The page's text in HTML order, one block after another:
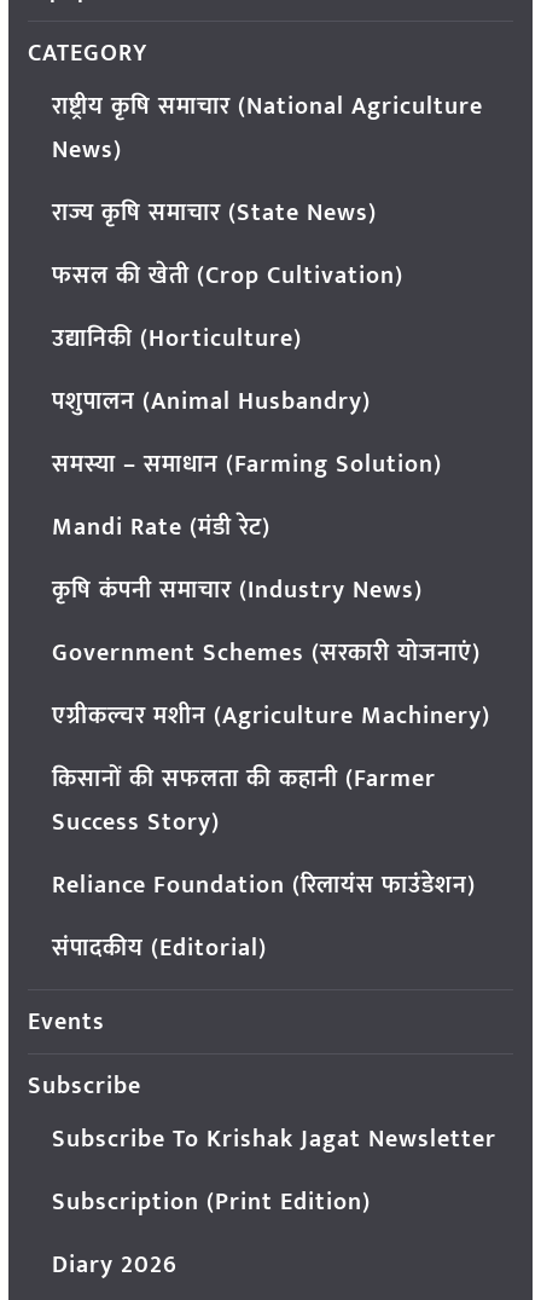
CATEGORY
राष्ट्रीय कृषि समाचार (National Agriculture
News)
राज्य कृषि समाचार (State News)
फसल की खेती (Crop Cultivation)
उद्यानिकी (Horticulture)
पशुपालन (Animal Husbandry)
समस्या – समाधान (Farming Solution)
Mandi Rate (मंडी रेट)
कृषि कंपनी समाचार (Industry News)
Government Schemes (सरकारी योजनाएं)
एग्रीकल्चर मशीन (Agriculture Machinery)
किसानों की सफलता की कहानी (Farmer
Success Story)
Reliance Foundation (रिलायंस फाउंडेशन)
संपादकीय (Editorial)
Events
Subscribe
Subscribe To Krishak Jagat Newsletter
Subscription (Print Edition)
Diary 2026